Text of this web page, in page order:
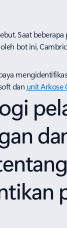
Saat
bot ini,
dan unit Arkose